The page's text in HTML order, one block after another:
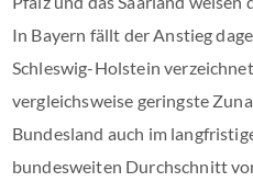
In Bayern fällt der Anstieg
Schleswig-Holstein
vergleichsweise geringste
Bundesland auch im
bundesweiten Durchschnitt